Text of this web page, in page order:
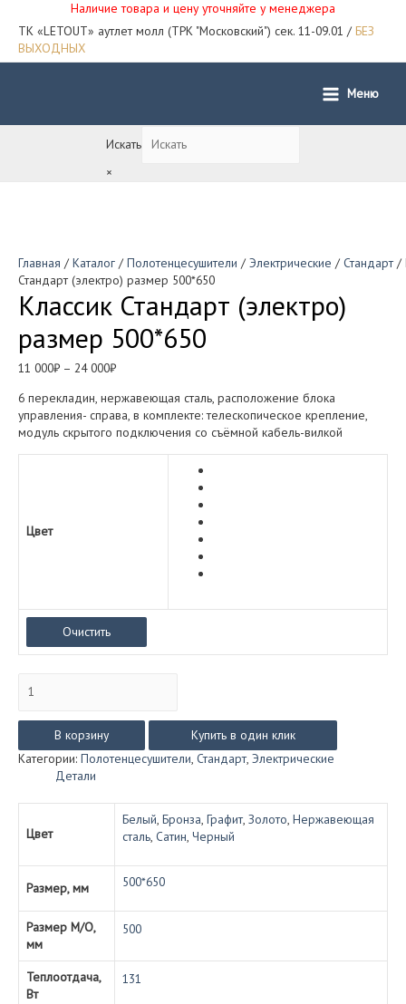
Наличие товара и цену уточняйте у менеджера
ТК «LETOUT» аутлет молл (ТРК "Московский") сек. 11-09.01 / БЕЗ
ВЫХОДНЫХ
Main
Меню
Искать
×
Главная / Каталог / Полотенцесушители / Электрические / Стандарт/
Стандарт (электро) размер 500*650
Классик Стандарт (электро)
размер 500*650
11 000₽ – 24 000₽
6 перекладин, нержавеющая сталь, расположение блока
управления- справа, в комплекте: телескопическое крепление,
модуль скрытого подключения со съёмной кабель-вилкой
Цвет
Очистить
товара
Стандарт
(электро)
размер
500*650
В корзину
Купить в один клик
Категории: Полотенцесушители, Стандарт, Электрические
Детали
Цвет
Белый, Бронза, Графит, Золото, Нержавеющая
сталь, Сатин, Черный
Размер, мм 500*650
Размер М/О,
мм
500
Теплоотдача,
Вт
131